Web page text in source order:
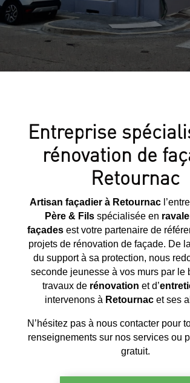
Entreprise
rénovation de
Retournac
Artisan façadier à Retournac
Père & Filsspécialisée en
façadesest votre partenaire de
projets de rénovation de façade. De
du support à sa protection, nous
seconde jeunesse à vos murs par le
travaux de rénovation et d’
intervenons à Retournacet ses
N’hésitez pas à nous contacter pour
renseignements sur nos services ou
gratuit.